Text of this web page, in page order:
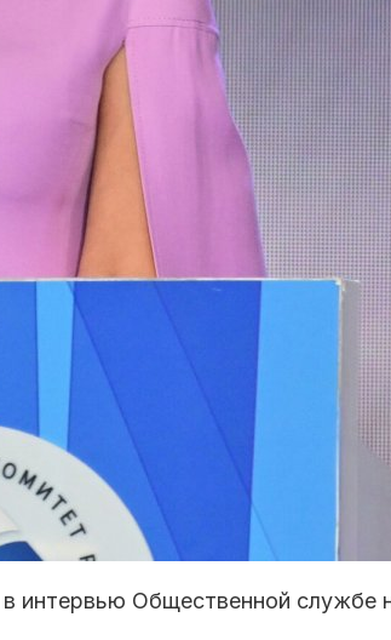
интервью Общественной службе